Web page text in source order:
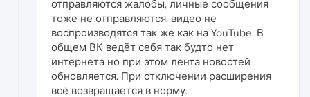
отправляются жалобы, личные сообщения
тоже не отправляются, видео не
воспроизводятся так же как на YouTube. В
общем ВК ведёт себя так будто нет
интернета но при этом лента новостей
обновляется. При отключении расширения
всё возвращается в норму.